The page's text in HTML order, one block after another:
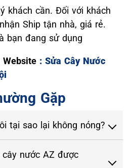
khách cần. Đối với khách
Ship tận nhà, giá rẻ.
bạn đang sử dụng
: Sửa Cây Nước
Gặp
tại sao lại không nóng?
nước AZ được